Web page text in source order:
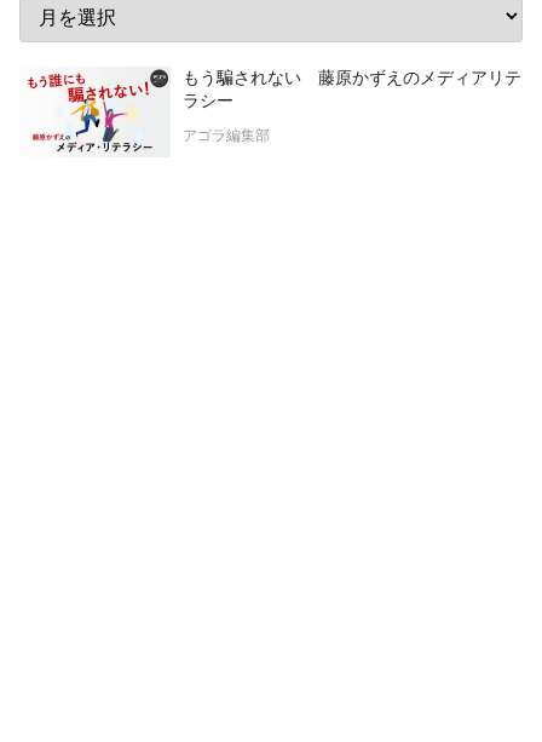
もう騙されない 藤原かずえのメディアリテ
ラシー
アゴラ編集部